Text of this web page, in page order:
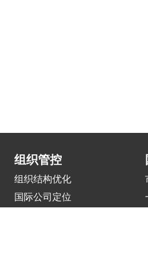
组织管控
组织结构优化
国际公司定位